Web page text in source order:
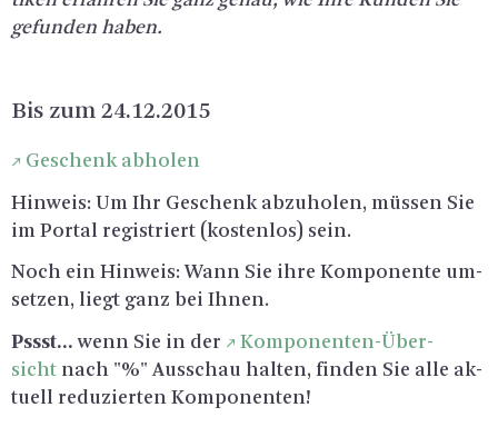
ge­fun­den haben.
Bis zum 24.12.2015
Ge­schenk ab­ho­len
Hin­weis: Um Ihr Ge­schenk ab­zu­ho­len, müs­sen Sie
im Por­tal re­gis­triert (kos­ten­los) sein.
Noch ein Hin­weis: Wann Sie ihre Kom­po­nen­te um­
set­zen, liegt ganz bei Ihnen.
Pssst... wenn Sie in der
Kom­po­nen­ten-Über­
sicht nach "%" Aus­schau hal­ten, fin­den Sie alle ak­
tu­ell re­du­zier­ten Kom­po­nen­ten!